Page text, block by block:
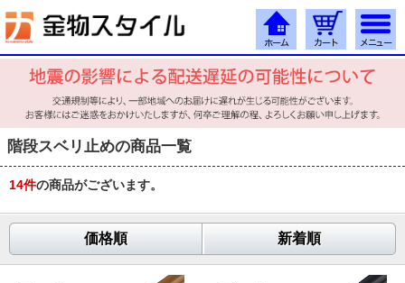
階段スベリ止めの商品一覧
14件の商品がございます。
価格順 新着順